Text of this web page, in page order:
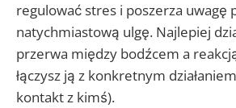
regulować stres i poszerza uwagę
natychmiastową ulgę. Najlepiej
przerwa między bodźcem a
łączysz ją z konkretnym
kontakt z kimś).